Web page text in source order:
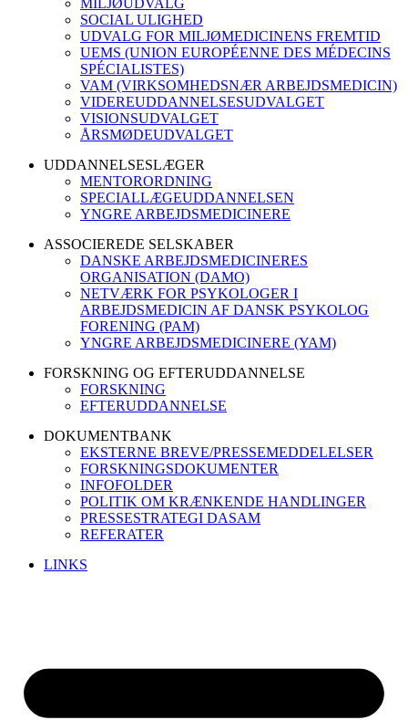
MILJØUDVALG
SOCIAL ULIGHED
UDVALG FOR MILJØMEDICINENS FREMTID
UEMS (UNION EUROPÉENNE DES MÉDECINS
SPÉCIALISTES)
VAM (VIRKSOMHEDSNÆR ARBEJDSMEDICIN)
VIDEREUDDANNELSESUDVALGET
VISIONSUDVALGET
ÅRSMØDEUDVALGET
UDDANNELSESLÆGER
MENTORORDNING
SPECIALLÆGEUDDANNELSEN
YNGRE ARBEJDSMEDICINERE
ASSOCIEREDE SELSKABER
DANSKE ARBEJDSMEDICINERES
ORGANISATION (DAMO)
NETVÆRK FOR PSYKOLOGER I
ARBEJDSMEDICIN AF DANSK PSYKOLOG
FORENING (PAM)
YNGRE ARBEJDSMEDICINERE (YAM)
FORSKNING OG EFTERUDDANNELSE
FORSKNING
EFTERUDDANNELSE
DOKUMENTBANK
EKSTERNE BREVE/PRESSEMEDDELELSER
FORSKNINGSDOKUMENTER
INFOFOLDER
POLITIK OM KRÆNKENDE HANDLINGER
PRESSESTRATEGI DASAM
REFERATER
LINKS